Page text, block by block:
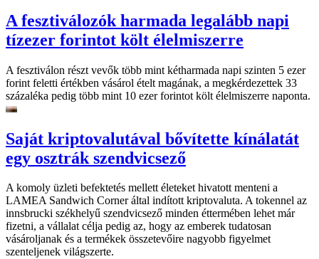
A fesztiválozók harmada legalább napi
tízezer forintot költ élelmiszerre
A fesztiválon részt vevők több mint kétharmada napi szinten 5 ezer
forint feletti értékben vásárol ételt magának, a megkérdezettek 33
százaléka pedig több mint 10 ezer forintot költ élelmiszerre naponta.
Saját kriptovalutával bővítette kínálatát
egy osztrák szendvicsező
A komoly üzleti befektetés mellett életeket hivatott menteni a
LAMEA Sandwich Corner által indított kriptovaluta. A tokennel az
innsbrucki székhelyű szendvicsező minden éttermében lehet már
fizetni, a vállalat célja pedig az, hogy az emberek tudatosan
vásároljanak és a termékek összetevőire nagyobb figyelmet
szenteljenek világszerte.